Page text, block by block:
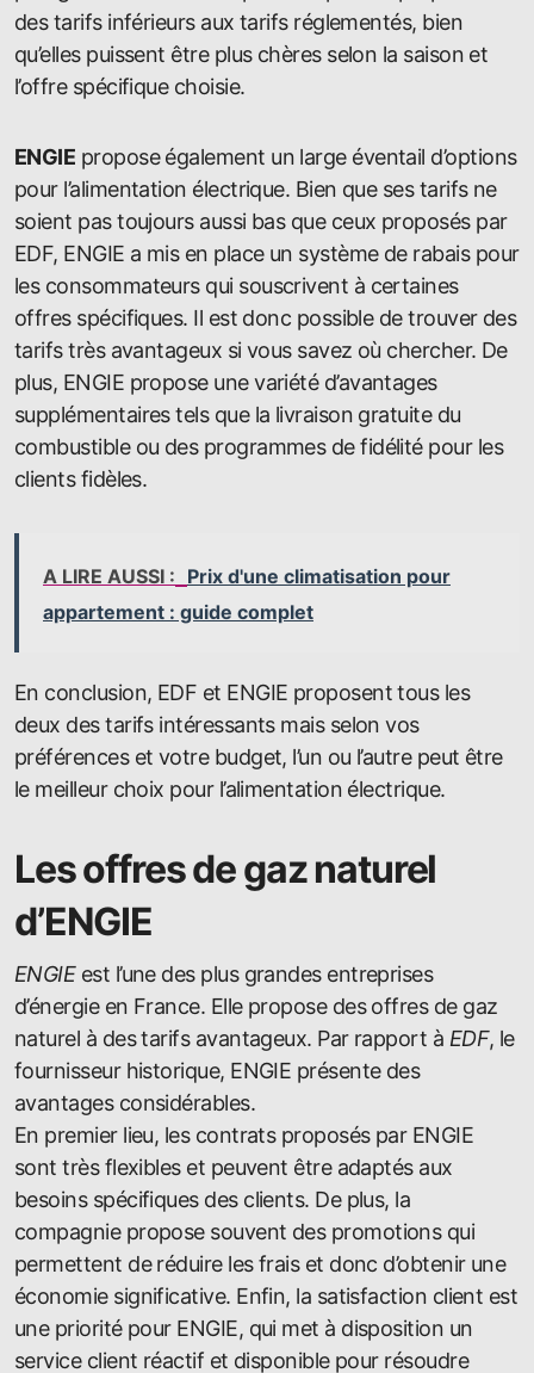
des tarifs inférieurs aux tarifs réglementés, bien
qu’elles puissent être plus chères selon la saison et
l’offre spécifique choisie.
ENGIE propose également un large éventail d’options
pour l’alimentation électrique. Bien que ses tarifs ne
soient pas toujours aussi bas que ceux proposés par
EDF, ENGIE a mis en place un système de rabais pour
les consommateurs qui souscrivent à certaines
offres spécifiques. Il est donc possible de trouver des
tarifs très avantageux si vous savez où chercher. De
plus, ENGIE propose une variété d’avantages
supplémentaires tels que la livraison gratuite du
combustible ou des programmes de fidélité pour les
clients fidèles.
A LIRE AUSSI : Prix d'une climatisation pour
appartement : guide complet
En conclusion, EDF et ENGIE proposent tous les
deux des tarifs intéressants mais selon vos
préférences et votre budget, l’un ou l’autre peut être
le meilleur choix pour l’alimentation électrique.
Les offres de gaz naturel
d’ENGIE
ENGIEest l’une des plus grandes entreprises
d’énergie en France. Elle propose des offres de gaz
naturel à des tarifs avantageux. Par rapport à EDF, le
fournisseur historique, ENGIE présente des
avantages considérables.
En premier lieu, les contrats proposés par ENGIE
sont très flexibles et peuvent être adaptés aux
besoins spécifiques des clients. De plus, la
compagnie propose souvent des promotions qui
permettent de réduire les frais et donc d’obtenir une
économie significative. Enfin, la satisfaction client est
une priorité pour ENGIE, qui met à disposition un
service client réactif et disponible pour résoudre